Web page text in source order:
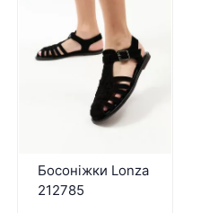
Босоніжки Lonza
212785